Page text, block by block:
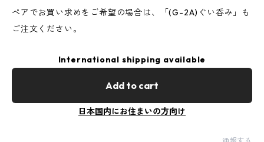
ぺアでお買い求めをご希望の場合は、「(G-2A)ぐい呑み」も
ご注文ください。
International shipping available
Add to cart
日本国内にお住まいの方向け